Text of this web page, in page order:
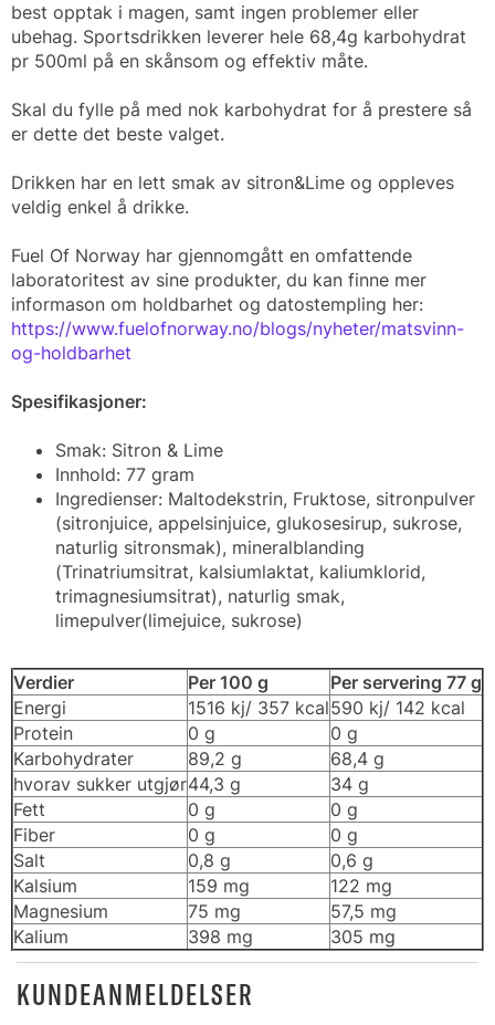
best opptak i magen, samt ingen problemer eller
ubehag. Sportsdrikken leverer hele 68,4g karbohydrat
pr 500ml på en skånsom og effektiv måte.
Skal du fylle på med nok karbohydrat for å prestere så
er dette det beste valget.
Drikken har en lett smak av sitron&Lime og oppleves
veldig enkel å drikke.
Fuel Of Norway har gjennomgått en omfattende
laboratoritest av sine produkter, du kan finne mer
informason om holdbarhet og datostempling her:
https://www.fuelofnorway.no/blogs/nyheter/matsvinn-
og-holdbarhet
Spesifikasjoner:
Smak: Sitron & Lime
Innhold: 77 gram
Ingredienser: Maltodekstrin, Fruktose, sitronpulver
(sitronjuice, appelsinjuice, glukosesirup, sukrose,
naturlig sitronsmak), mineralblanding
(Trinatriumsitrat, kalsiumlaktat, kaliumklorid,
trimagnesiumsitrat), naturlig smak,
limepulver(limejuice, sukrose)
Verdier Per 100 g
Per servering 77 g
Energi
1516 kj/ 357 kcal590 kj/ 142 kcal
Protein
0 g
0 g
Karbohydrater
89,2 g
68,4 g
hvorav sukker utgjør44,3 g
34 g
Fett
0 g
0 g
Fiber
0 g
0 g
Salt
0,8 g
0,6 g
Kalsium
159 mg
122 mg
Magnesium
75 mg
57,5 mg
Kalium
398 mg 305 mg
KUNDEANMELDELSER